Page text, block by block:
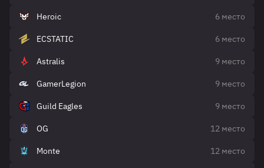
Heroic 6 место
ECSTATIC 6 место
Astralis 9 место
GamerLegion 9 место
Guild Eagles 9 место
OG 12 место
Monte 12 место